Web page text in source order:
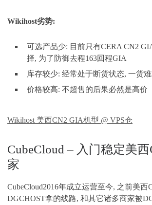
Wikihost劣势:
可选产品少: 目前只有CERA CN2
择, 为了防御去程163回程GIA
库存较少: 经常处于断货状态, 一货
价格较高: 不超售的后果必然是高价
Wikihost 美西CN2 GIA机型 @ VPS仓
CubeCloud – 入门稳定美
家
CubeCloud2016年成立运营至今, 之前美西
DGCHOST拿的线路, 和其它诸多商家被